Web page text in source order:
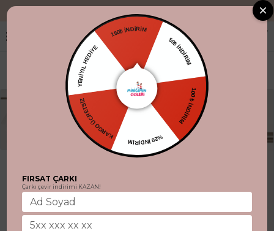
"Aynı gün
150₺ İNDİRİM
50₺ İNDİRİM
100 ₺ İNDİRİM
%20 İNDİRİM
KARGO ÜCRETSİZ
YENİYIL HEDİYE
FIRSAT ÇARKI
Çarkı çevir indirimi KAZAN!